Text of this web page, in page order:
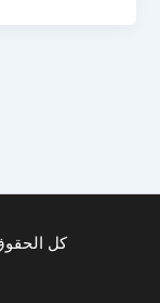
كل الحقوق